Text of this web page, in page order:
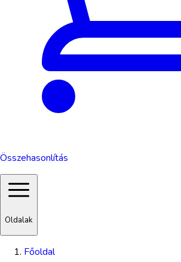
Összehasonlítás
Oldalak
Főoldal